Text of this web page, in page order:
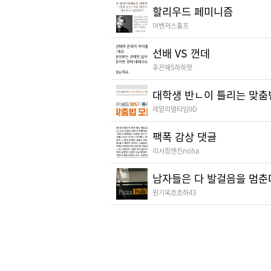
할리우드 페미니즘
어벤져스홀프
선배 VS 껀데
후끈해5하하핫
대학생 반ㄴ이 틀리는 맞춤
레알리얼타임9D
팩폭 감상 댓글
리서칭엔진noha
남자들은 다 발걸음을 멈춘
원기옥흐흐하43